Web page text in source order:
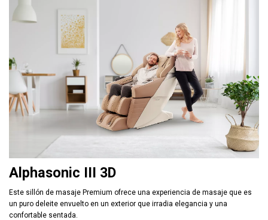
Alphasonic III 3D
Este sillón de masaje Premium ofrece una experiencia de masaje que es
un puro deleite envuelto en un exterior que irradia elegancia y una
confortable sentada.